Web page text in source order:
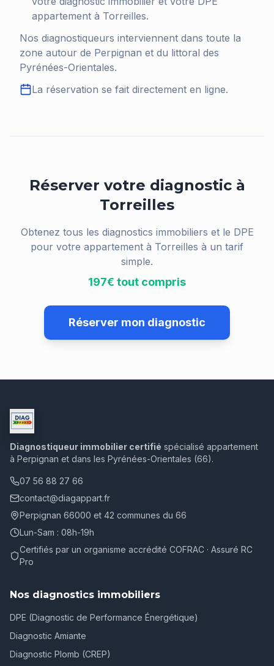
appartement à Torreilles.
Nos diagnostiqueurs interviennent dans toute la
zone autour de Perpignan et du littoral des
Pyrénées-Orientales.
La réservation se fait directement en ligne.
Réserver votre diagnostic à
Torreilles
Obtenez tous les diagnostics immobiliers et le DPE
pour votre appartement à Torreilles à un tarif
simple.
197€ tout compris
Réserver mon diagnostic
Diagnostiqueur immobilier certifié spécialisé appartement
à Perpignan et dans les Pyrénées-Orientales (66).
07 56 88 27 66
contact@diagappart.fr
Perpignan 66000 et 42 communes du 66
Lun-Sam : 08h-19h
Certifiés par un organisme accrédité COFRAC · Assuré RC
Pro
Nos diagnostics immobiliers
DPE (Diagnostic de Performance Énergétique)
Diagnostic Amiante
Diagnostic Plomb (CREP)